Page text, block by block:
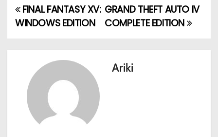
Đ
ề
GRAND THEFT AUTO IV
COMPLETE EDITION
FINAL FANTASY XV:
WINDOWS EDITION
Ariki